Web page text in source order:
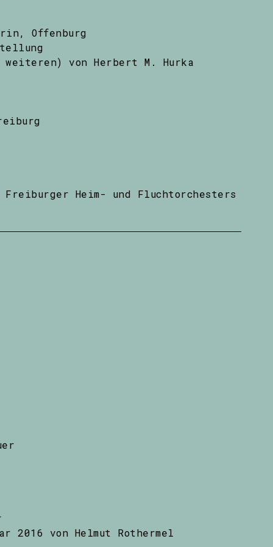
Offenburg
von Herbert M. Hurka
Heim- und Fluchtorchesters
2016 von Helmut Rothermel